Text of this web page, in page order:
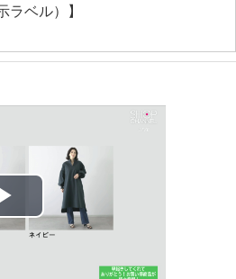
ラベル）】
素系漂白不可
干し
低温）
石油系ドライクリーニング可
：可
ベル）】
色注意
ち、色移り注意
移り注意
Play